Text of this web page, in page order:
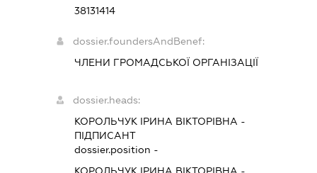
38131414
dossier.foundersAndBenef:
ЧЛЕНИ ГРОМАДСЬКОЇ ОРГАНІЗАЦІЇ
dossier.heads:
КОРОЛЬЧУК ІРИНА ВІКТОРІВНА -
ПІДПИСАНТ
dossier.position -